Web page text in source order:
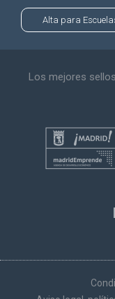
Alta para
Los mejores